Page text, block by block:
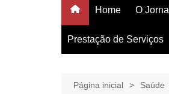
Home O Jornal
Prestação de Serviços
Página inicial Saúde